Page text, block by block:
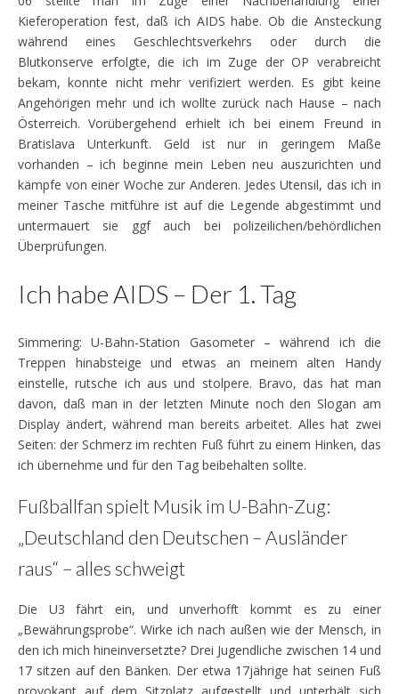
Kieferoperation fest, daß ich AIDS habe. Ob die Ansteckung
während eines Geschlechtsverkehrs oder durch die
Blutkonserve erfolgte, die ich im Zuge der OP verabreicht
bekam, konnte nicht mehr verifiziert werden. Es gibt keine
Angehörigen mehr und ich wollte zurück nach Hause – nach
Österreich. Vorübergehend erhielt ich bei einem Freund in
Bratislava Unterkunft. Geld ist nur in geringem Maße
vorhanden – ich beginne mein Leben neu auszurichten und
kämpfe von einer Woche zur Anderen. Jedes Utensil, das ich in
meiner Tasche mitführe ist auf die Legende abgestimmt und
untermauert sie ggf auch bei polizeilichen/behördlichen
Überprüfungen.
Ich habe AIDS – Der 1. Tag
Simmering: U-Bahn-Station Gasometer – während ich die
Treppen hinabsteige und etwas an meinem alten Handy
einstelle, rutsche ich aus und stolpere. Bravo, das hat man
davon, daß man in der letzten Minute noch den Slogan am
Display ändert, während man bereits arbeitet. Alles hat zwei
Seiten: der Schmerz im rechten Fuß führt zu einem Hinken, das
ich übernehme und für den Tag beibehalten sollte.
Fußballfan spielt Musik im U-Bahn-Zug:
„Deutschland den Deutschen – Ausländer
raus“ – alles schweigt
Die U3 fährt ein, und unverhofft kommt es zu einer
„Bewährungsprobe“. Wirke ich nach außen wie der Mensch, in
den ich mich hineinversetzte? Drei Jugendliche zwischen 14 und
17 sitzen auf den Bänken. Der etwa 17jährige hat seinen Fuß